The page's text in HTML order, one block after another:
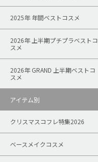
2025年 年間ベストコスメ
2026年 上半期プチプラベストコ
スメ
2026年 GRAND 上半期ベストコ
スメ
アイテム別
クリスマスコフレ特集2026
ベースメイクコスメ